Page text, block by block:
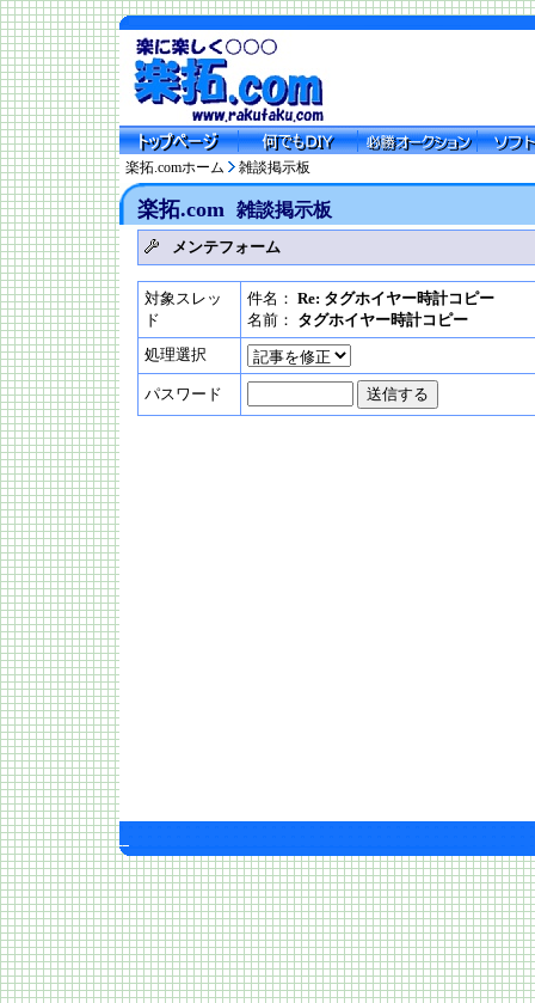
楽拓.comホーム 雑談掲示板
楽拓.com 雑談掲示板
メンテフォーム
対象スレッ
ド
件名： Re: タグホイヤー時計コピー
名前： タグホイヤー時計コピー
処理選択
パスワード